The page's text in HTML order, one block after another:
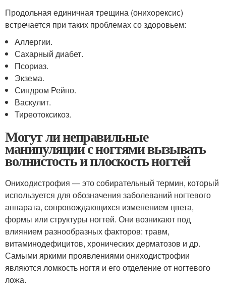
Продольная единичная трещина (онихорексис)
встречается при таких проблемах со здоровьем:
Аллергии.
Сахарный диабет.
Псориаз.
Экзема.
Синдром Рейно.
Васкулит.
Тиреотоксикоз.
Могут ли неправильные
манипуляции с ногтями вызывать
волнистость и плоскость ногтей
Ониходистрофия — это собирательный термин, который
используется для обозначения заболеваний ногтевого
аппарата, сопровождающихся изменением цвета,
формы или структуры ногтей. Они возникают под
влиянием разнообразных факторов: травм,
витаминодефицитов, хронических дерматозов и др.
Самыми яркими проявлениями ониходистрофии
являются ломкость ногтя и его отделение от ногтевого
ложа.